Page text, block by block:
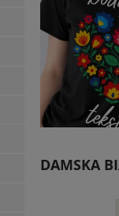
DAMSKA